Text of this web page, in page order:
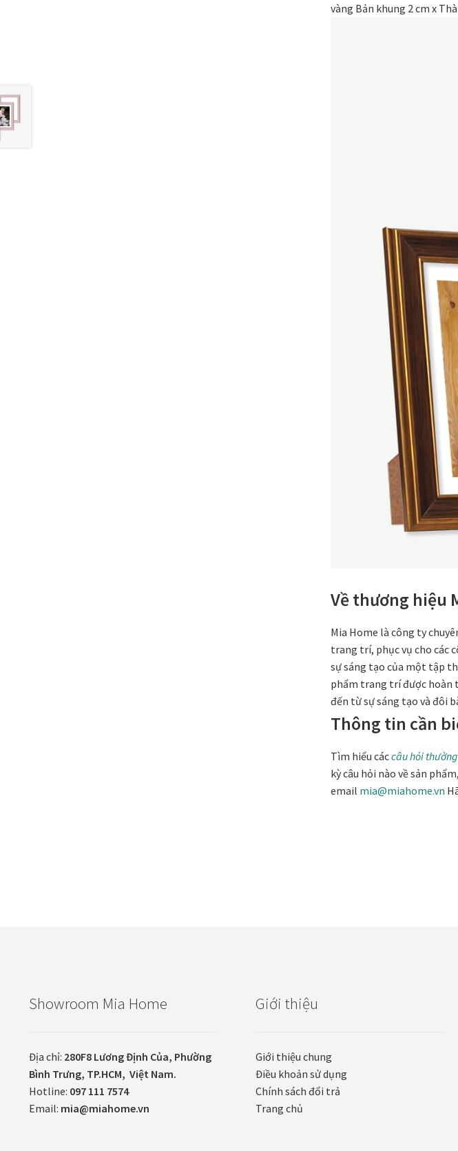
vàng Bản khung 2 cm x
Về thương hiệu
Mia Home là công ty
trang trí, phục vụ cho các
sự sáng tạo của một tập
phẩm trang trí được hoàn
đến từ sự sáng tạo và đôi
Thông tin cần
Tìm hiểu cáccâu hỏi
kỳ câu hỏi nào về sản
email mia@miahome.vn
Showroom Mia Home
Địa chỉ: 280F8 Lương Định Của, Phường
Bình Trưng, TP.HCM, Việt Nam.
Hotline: 097 111 7574
Email: mia@miahome.vn
Giới thiệu
Giới thiệu chung
Điều khoản sử dụng
Chính sách đổi trả
Trang chủ